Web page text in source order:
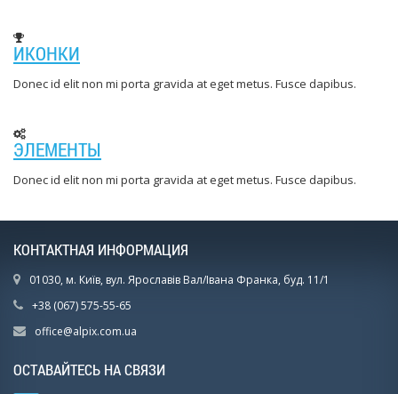
ИКОНКИ
Donec id elit non mi porta gravida at eget metus. Fusce dapibus.
ЭЛЕМЕНТЫ
Donec id elit non mi porta gravida at eget metus. Fusce dapibus.
КОНТАКТНАЯ ИНФОРМАЦИЯ
01030, м. Київ, вул. Ярославів Вал/Івана Франка, буд. 11/1
+38 (067) 575-55-65
office@alpix.com.ua
ОСТАВАЙТЕСЬ НА СВЯЗИ